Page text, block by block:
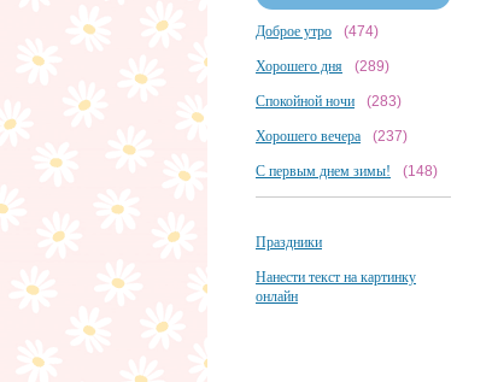
Доброе утро (474)
Хорошего дня (289)
Спокойной ночи (283)
Хорошего вечера (237)
С первым днем зимы! (148)
Праздники
Нанести текст на картинку
онлайн